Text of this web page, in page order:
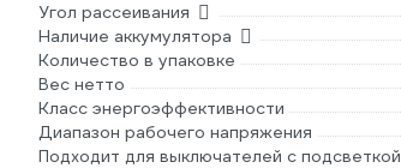
Угол рассеивания
Наличие аккумулятора
Количество в упаковке
Вес нетто
Класс энергоэффективности
Диапазон рабочего напряжения
Подходит для выключателей с подсветкой